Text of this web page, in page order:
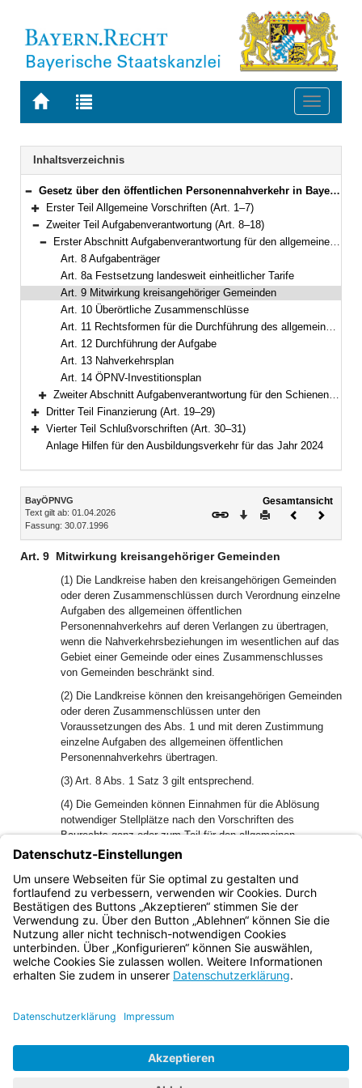
Zur
BAYERN.RECHT
Zur
letzten
Suche
Toggle
Navigation
Inhaltsverzeichnis
Bereich reduzieren
Gesetz über den öffentlichen Personennahverkehr in Bayern (BayÖPNVG) in der Fassung der Bekanntmachung vom 30. Juli 1996 (GVBl. S. 336) BayRS 922-1-B (Art. 1–31)
Bereich erweitern
Erster Teil Allgemeine Vorschriften (Art. 1–7)
Bereich reduzieren
Zweiter Teil Aufgabenverantwortung (Art. 8–18)
Bereich reduzieren
Erster Abschnitt Aufgabenverantwortung für den allgemeinen öffentlichen Personennahverkehr (Art. 8–14)
Art. 8 Aufgabenträger
Art. 8a Festsetzung landesweit einheitlicher Tarife
Art. 9 Mitwirkung kreisangehöriger Gemeinden
Art. 10 Überörtliche Zusammenschlüsse
Art. 11 Rechtsformen für die Durchführung des allgemeinen öffentlichen Personennahverkehrs
Art. 12 Durchführung der Aufgabe
Art. 13 Nahverkehrsplan
Art. 14 ÖPNV-Investitionsplan
Bereich erweitern
Zweiter Abschnitt Aufgabenverantwortung für den Schienenpersonennahverkehr (Art. 15–18)
Bereich erweitern
Dritter Teil Finanzierung (Art. 19–29)
Bereich erweitern
Vierter Teil Schlußvorschriften (Art. 30–31)
Anlage Hilfen für den Ausbildungsverkehr für das Jahr 2024
Inhalt
BayÖPNVG
Text gilt ab: 01.04.2026
Fassung: 30.07.1996
Gesamtansicht
Download
DruckenVorheriges
Art. 9 Mitwirkung kreisangehöriger Gemeinden
(1) Die Landkreise haben den kreisangehörigen Gemeinden
oder deren Zusammenschlüssen durch Verordnung einzelne
Aufgaben des allgemeinen öffentlichen
Personennahverkehrs auf deren Verlangen zu übertragen,
wenn die Nahverkehrsbeziehungen im wesentlichen auf das
Gebiet einer Gemeinde oder eines Zusammenschlusses
von Gemeinden beschränkt sind.
(2) Die Landkreise können den kreisangehörigen Gemeinden
oder deren Zusammenschlüssen unter den
Voraussetzungen des Abs. 1 und mit deren Zustimmung
einzelne Aufgaben des allgemeinen öffentlichen
Personennahverkehrs übertragen.
(3) Art. 8 Abs. 1 Satz 3 gilt entsprechend.
(4) Die Gemeinden können Einnahmen für die Ablösung
notwendiger Stellplätze nach den Vorschriften des
Baurechts ganz oder zum Teil für den allgemeinen
öffentlichen Personennahverkehr nach Maßgabe der
Bayerischen Bauordnung selbst einsetzen oder für diesen
Zweck an die Aufgabenträger nach Art. 8 Abs. 1
weiterleiten.
Bayern.de
BayernPortal
Impressum